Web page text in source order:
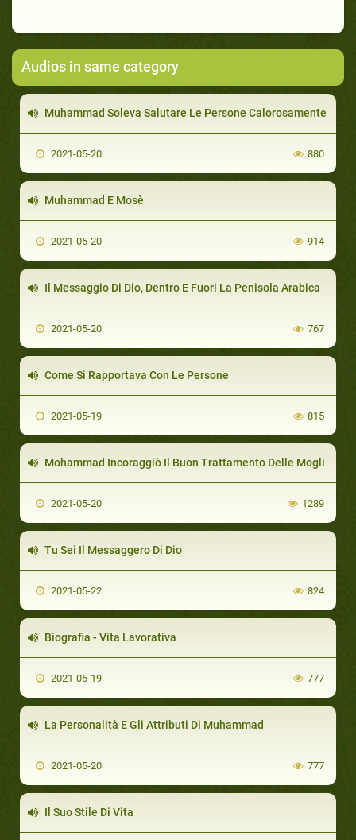
Audios in same category
Muhammad Soleva Salutare Le Persone Calorosamente
2021-05-20 880
Muhammad E Mosè
2021-05-20 914
Il Messaggio Di Dio, Dentro E Fuori La Penisola Arabica
2021-05-20 767
Come Si Rapportava Con Le Persone
2021-05-19 815
Mohammad Incoraggiò Il Buon Trattamento Delle Mogli
2021-05-20 1289
Tu Sei Il Messaggero Di Dio
2021-05-22 824
Biografia - Vita Lavorativa
2021-05-19 777
La Personalità E Gli Attributi Di Muhammad
2021-05-20 777
Il Suo Stile Di Vita